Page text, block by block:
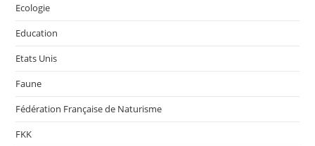
Ecologie
Education
Etats Unis
Faune
Fédération Française de Naturisme
FKK